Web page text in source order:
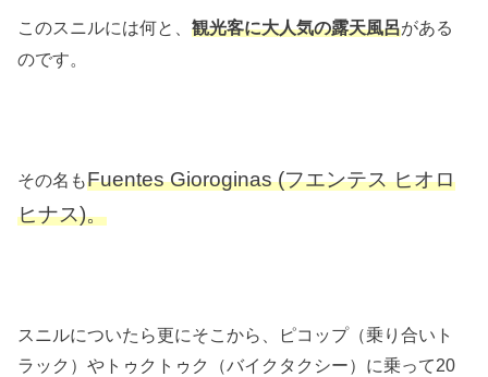
このスニルには何と、観光客に大人気の露天風呂がある
のです。
その名もFuentes Gioroginas (フエンテス ヒオロ
ヒナス)。
スニルについたら更にそこから、ピコップ（乗り合いト
ラック）やトゥクトゥク（バイクタクシー）に乗って20